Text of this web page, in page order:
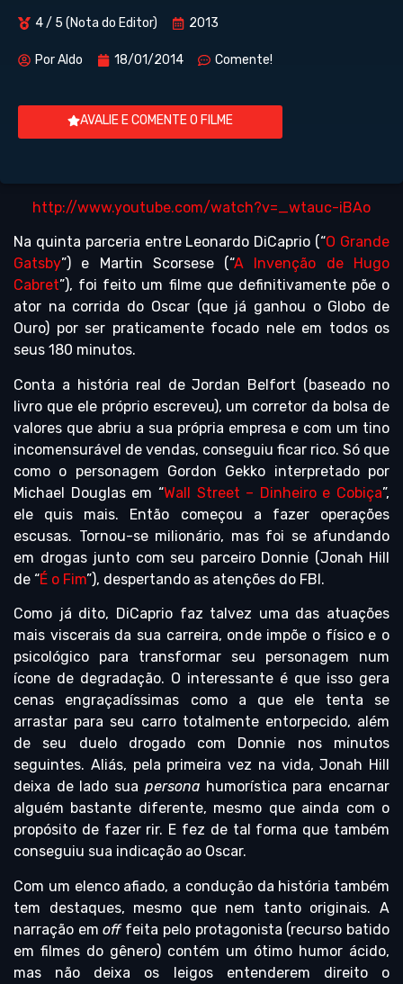
4 / 5 (Nota do Editor) 2013
PorAldo 18/01/2014 Comente!
AVALIE E COMENTE O FILME
http://www.youtube.com/watch?v=_wtauc-iBAo
Na quinta parceria entre Leonardo DiCaprio (“O Grande
Gatsby”) e Martin Scorsese (“A Invenção de Hugo
Cabret”), foi feito um filme que definitivamente põe o
ator na corrida do Oscar (que já ganhou o Globo de
Ouro) por ser praticamente focado nele em todos os
seus 180 minutos.
Conta a história real de Jordan Belfort (baseado no
livro que ele próprio escreveu), um corretor da bolsa de
valores que abriu a sua própria empresa e com um tino
incomensurável de vendas, conseguiu ficar rico. Só que
como o personagem Gordon Gekko interpretado por
Michael Douglas em “Wall Street – Dinheiro e Cobiça”,
ele quis mais. Então começou a fazer operações
escusas. Tornou-se milionário, mas foi se afundando
em drogas junto com seu parceiro Donnie (Jonah Hill
de “É o Fim”), despertando as atenções do FBI.
Como já dito, DiCaprio faz talvez uma das atuações
mais viscerais da sua carreira, onde impõe o físico e o
psicológico para transformar seu personagem num
ícone de degradação. O interessante é que isso gera
cenas engraçadíssimas como a que ele tenta se
arrastar para seu carro totalmente entorpecido, além
de seu duelo drogado com Donnie nos minutos
seguintes. Aliás, pela primeira vez na vida, Jonah Hill
deixa de lado sua personahumorística para encarnar
alguém bastante diferente, mesmo que ainda com o
propósito de fazer rir. E fez de tal forma que também
conseguiu sua indicação ao Oscar.
Com um elenco afiado, a condução da história também
tem destaques, mesmo que nem tanto originais. A
narração emofffeita pelo protagonista (recurso batido
em filmes do gênero) contém um ótimo humor ácido,
mas não deixa os leigos entenderem direito o